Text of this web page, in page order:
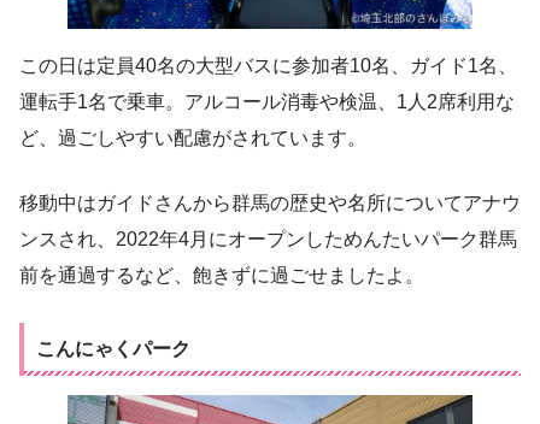
この日は定員40名の大型バスに参加者10名、ガイド1名、
運転手1名で乗車。アルコール消毒や検温、1人2席利用な
ど、過ごしやすい配慮がされています。
移動中はガイドさんから群馬の歴史や名所についてアナウ
ンスされ、2022年4月にオープンしためんたいパーク群馬
前を通過するなど、飽きずに過ごせましたよ。
こんにゃくパーク